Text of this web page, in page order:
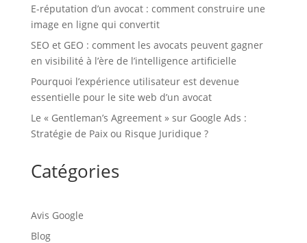
E-réputation d’un avocat : comment construire une
image en ligne qui convertit
SEO et GEO : comment les avocats peuvent gagner
en visibilité à l’ère de l’intelligence artificielle
Pourquoi l’expérience utilisateur est devenue
essentielle pour le site web d’un avocat
Le « Gentleman’s Agreement » sur Google Ads :
Stratégie de Paix ou Risque Juridique ?
Catégories
Avis Google
Blog